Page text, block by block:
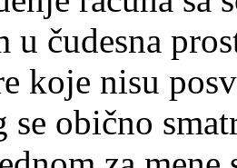
u čudesna
koje nisu
se obično